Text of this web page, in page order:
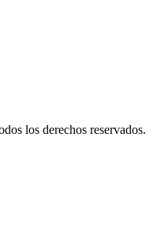
los derechos reservados.